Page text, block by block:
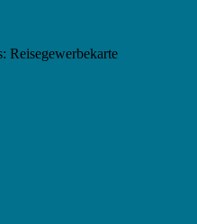
Reisegewerbekarte